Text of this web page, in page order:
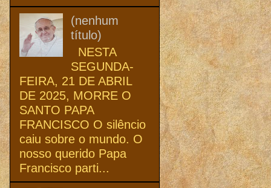
(nenhum
título)
NESTA
SEGUNDA-
FEIRA, 21 DE ABRIL
DE 2025, MORRE O
SANTO PAPA
FRANCISCO O silêncio
caiu sobre o mundo. O
nosso querido Papa
Francisco parti...